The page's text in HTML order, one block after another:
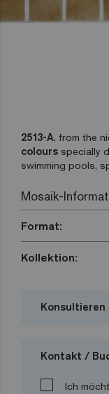
2513-A, from the
colours specially
swimming pools,
Mosaik-
Format:
Kollektion:
Konsultieren
Kontakt /
Ich